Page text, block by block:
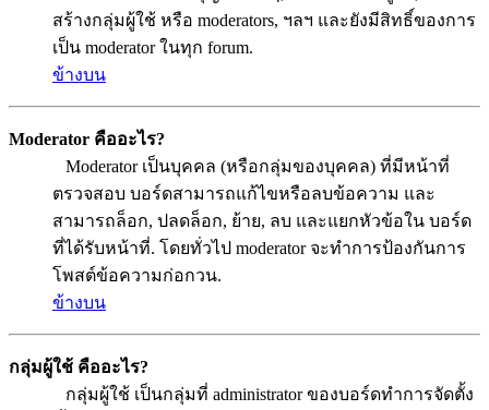
สร้างกลุ่มผู้ใช้ หรือ moderators, ฯลฯ และยังมีสิทธิ์ของการ
เป็น moderator ในทุก forum.
ข้างบน
Moderator คืออะไร?
Moderator เป็นบุคคล (หรือกลุ่มของบุคคล) ที่มีหน้าที่
ตรวจสอบ บอร์ดสามารถแก้ไขหรือลบข้อความ และ
สามารถล็อก, ปลดล็อก, ย้าย, ลบ และแยกหัวข้อใน บอร์ด
ที่ได้รับหน้าที่. โดยทั่วไป moderator จะทำการป้องกันการ
โพสต์ข้อความก่อกวน.
ข้างบน
กลุ่มผู้ใช้ คืออะไร?
กลุ่มผู้ใช้ เป็นกลุ่มที่ administrator ของบอร์ดทำการจัดตั้ง